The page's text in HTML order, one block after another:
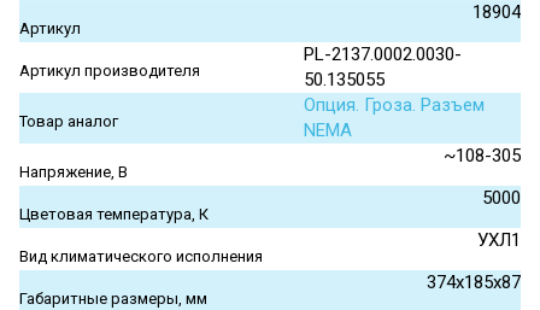
Артикул
18904
Артикул производителя
PL-2137.0002.0030-
50.135055
Товар аналог
Опция. Гроза. Разъем
NEMA
Напряжение, В
~108-305
Цветовая температура, К
5000
Вид климатического исполнения
УХЛ1
Габаритные размеры, мм
374x185x87